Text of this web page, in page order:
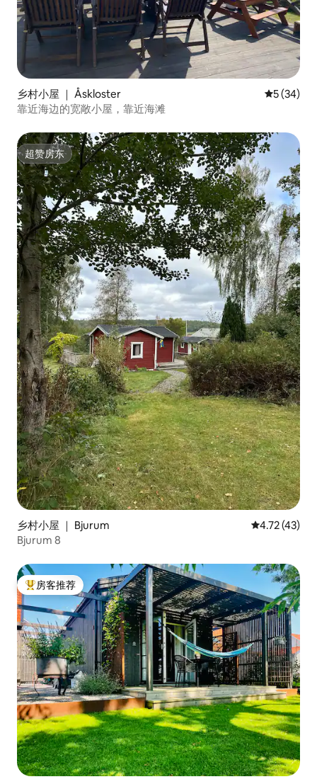
乡村小屋 ｜ Åskloster 平均评分
5 (34)
靠近海边的宽敞小屋，靠近海滩
超赞房东
超赞房东
乡村小屋 ｜ Bjurum 平均评分
4.72 (43)
Bjurum 8
热门「房客推荐」
房客推荐